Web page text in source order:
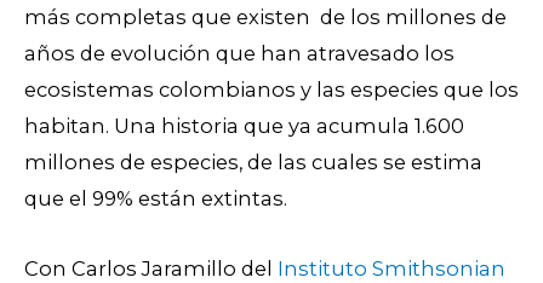
más completas que existen de los millones de
años de evolución que han atravesado los
ecosistemas colombianos y las especies que los
habitan. Una historia que ya acumula 1.600
millones de especies, de las cuales se estima
que el 99% están extintas.
Con Carlos Jaramillo del Instituto Smithsonian